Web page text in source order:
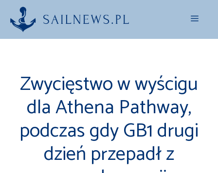
Przejdź
treści
Menu
Zwycięstwo w wyścigu
dla Athena Pathway,
podczas gdy GB1 drugi
dzień przepadł z